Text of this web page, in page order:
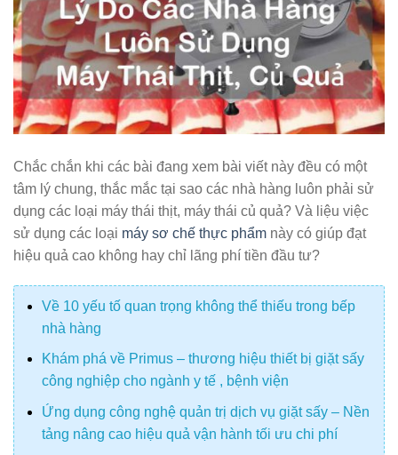
Chắc chắn khi các bài đang xem bài viết này đều có một
tâm lý chung, thắc mắc tại sao các nhà hàng luôn phải sử
dụng các loại máy thái thịt, máy thái củ quả? Và liệu việc
sử dụng các loại máy sơ chế thực phẩm này có giúp đạt
hiệu quả cao không hay chỉ lãng phí tiền đầu tư?
Về 10 yếu tố quan trọng không thể thiếu trong bếp
nhà hàng
Khám phá về Primus – thương hiệu thiết bị giặt sấy
công nghiệp cho ngành y tế , bệnh viện
Ứng dụng công nghệ quản trị dịch vụ giặt sấy – Nền
tảng nâng cao hiệu quả vận hành tối ưu chi phí